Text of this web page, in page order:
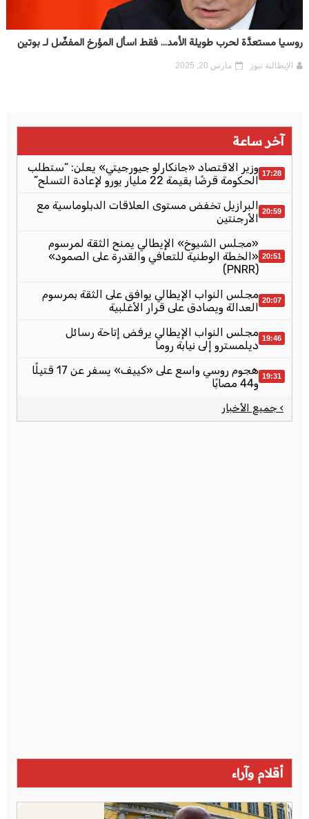
روسيا مستعدَّة لحرب طويلة الأمد... فقط اسأل المؤرخ المفضّل لـ بوتين
الإيطالية نيوز مارس 20, 2025
آخر ساعة
17:28 وزير الاقتصاد «جانكارلو جيورجيتي» يعلن: “ستطلب
الحكومة قرضًا بقيمة 22 مليار يورو لإعادة التسلح”
20:59 البرازيل تخفض مستوى العلاقات الدبلوماسية مع
الأرجنتين
20:51
«مجلس الشيوخ» الإيطالي يمنح الثقة لمرسوم
«الخطة الوطنية للتعافي والقدرة على الصمود»
(PNRR)
20:07 مجلس النواب الإيطالي يوافق على الثقة بمرسوم
العدالة ويصادق على قرار الأغلبية
19:46 مجلس النواب الإيطالي يرفض إتاحة رسائل
ديلمسترو إلى نيابة روما
19:31
هجوم روسي واسع على «كييف» يسفر عن 17 قتيلًا
و44 مصابًا
› جميع الأخبار
أقلام وآراء